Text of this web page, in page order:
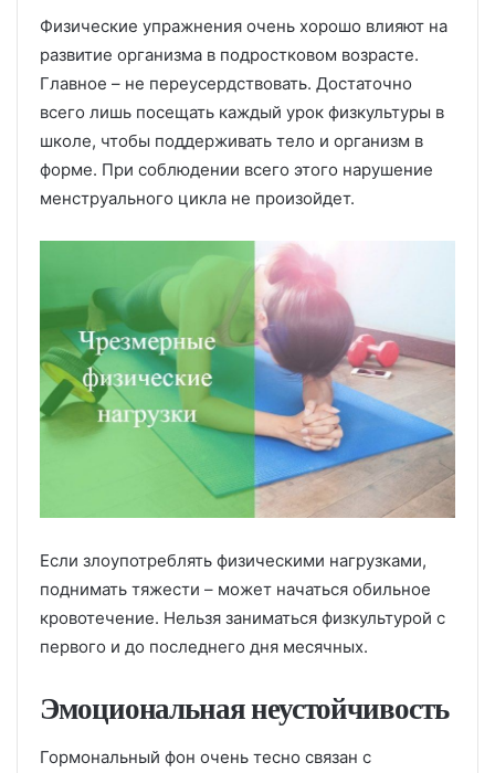
Физические упражнения очень хорошо влияют на
развитие организма в подростковом возрасте.
Главное – не переусердствовать. Достаточно
всего лишь посещать каждый урок физкультуры в
школе, чтобы поддерживать тело и организм в
форме. При соблюдении всего этого нарушение
менструального цикла не произойдет.
Если злоупотреблять физическими нагрузками,
поднимать тяжести – может начаться обильное
кровотечение. Нельзя заниматься физкультурой с
первого и до последнего дня месячных.
Эмоциональная неустойчивость
Гормональный фон очень тесно связан с